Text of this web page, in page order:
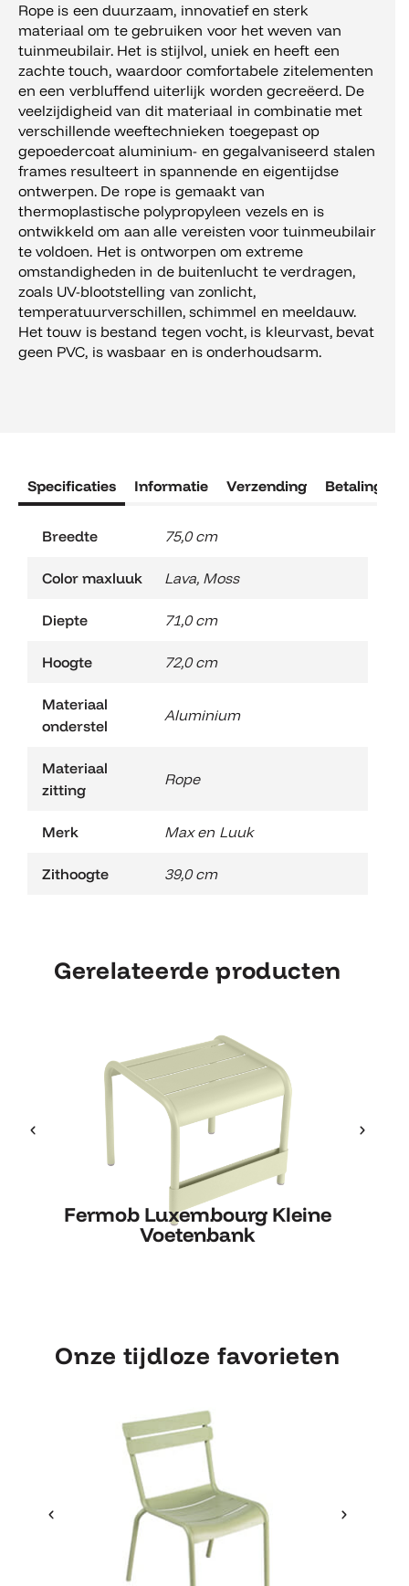
Rope is een duurzaam, innovatief en sterk
materiaal om te gebruiken voor het weven van
tuinmeubilair. Het is stijlvol, uniek en heeft een
zachte touch, waardoor comfortabele zitelementen
en een verbluffend uiterlijk worden gecreëerd. De
veelzijdigheid van dit materiaal in combinatie met
verschillende weeftechnieken toegepast op
gepoedercoat aluminium- en gegalvaniseerd stalen
frames resulteert in spannende en eigentijdse
ontwerpen. De rope is gemaakt van
thermoplastische polypropyleen vezels en is
ontwikkeld om aan alle vereisten voor tuinmeubilair
te voldoen. Het is ontworpen om extreme
omstandigheden in de buitenlucht te verdragen,
zoals UV-blootstelling van zonlicht,
temperatuurverschillen, schimmel en meeldauw.
Het touw is bestand tegen vocht, is kleurvast, bevat
geen PVC, is wasbaar en is onderhoudsarm.
Specificaties Informatie Verzending Betaling
Breedte 75,0 cm
Color maxluuk Lava, Moss
Diepte 71,0 cm
Hoogte 72,0 cm
Materiaal
onderstel
Aluminium
Materiaal
zitting
Rope
Merk Max en Luuk
Zithoogte 39,0 cm
Gerelateerde producten
Fermob Luxembourg Kleine
Voetenbank
Fermob Luxembourg Kleine
Voetenbank
Onze tijdloze favorieten